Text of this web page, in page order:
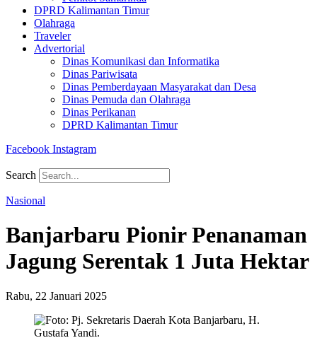
DPRD Kalimantan Timur
Olahraga
Traveler
Advertorial
Dinas Komunikasi dan Informatika
Dinas Pariwisata
Dinas Pemberdayaan Masyarakat dan Desa
Dinas Pemuda dan Olahraga
Dinas Perikanan
DPRD Kalimantan Timur
Facebook Instagram
Search
Nasional
Banjarbaru Pionir Penanaman
Jagung Serentak 1 Juta Hektar
Rabu, 22 Januari 2025